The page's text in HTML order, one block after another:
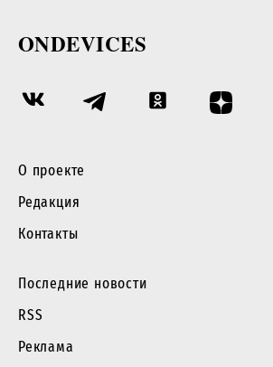
ONDEVICES
О проекте
Редакция
Контакты
Последние новости
RSS
Реклама